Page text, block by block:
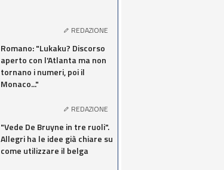
REDAZIONE
Romano: "Lukaku? Discorso
aperto con l'Atlanta ma non
tornano i numeri, poi il
Monaco..."
REDAZIONE
"Vede De Bruyne in tre ruoli".
Allegri ha le idee già chiare su
come utilizzare il belga